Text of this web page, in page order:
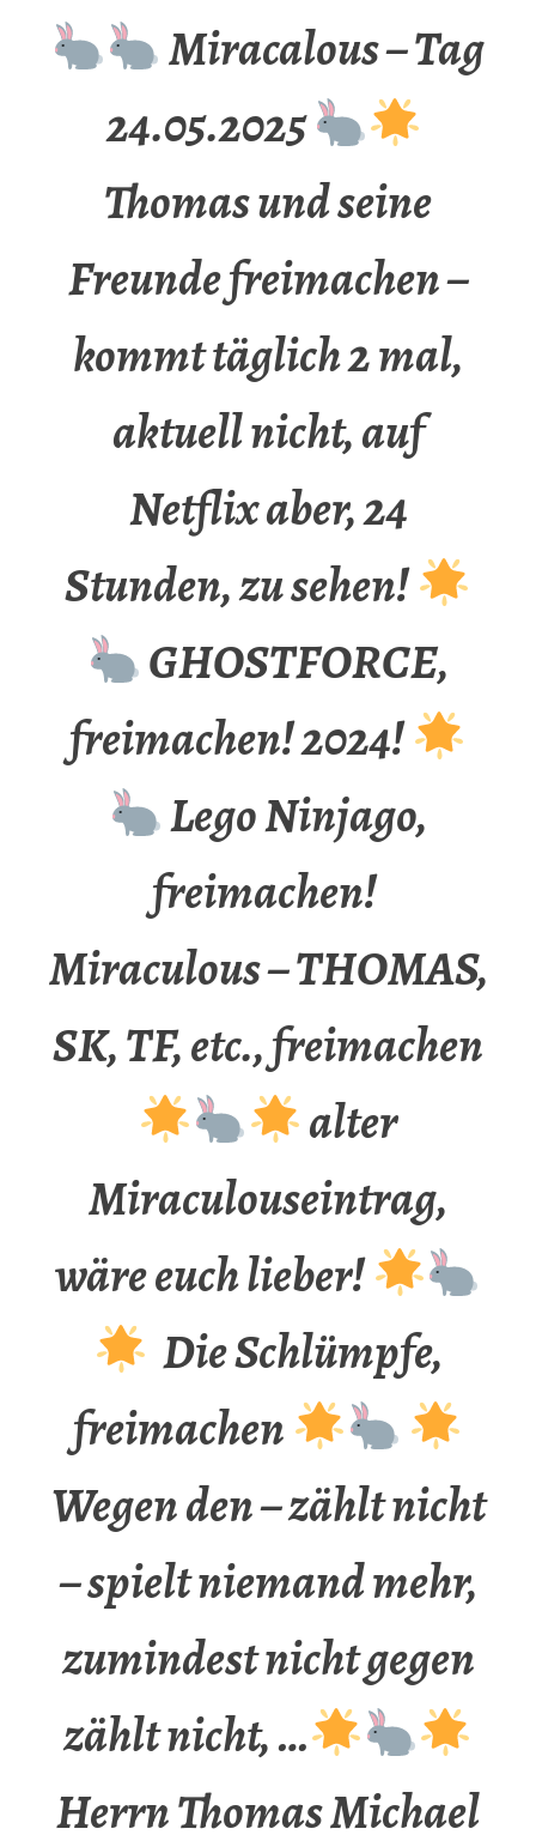
Miracalous – Tag
24.05.2025
Thomas und seine
Freunde freimachen –
kommt täglich 2 mal,
aktuell nicht, auf
Netflix aber, 24
Stunden, zu sehen!
GHOSTFORCE,
freimachen! 2024!
Lego Ninjago,
freimachen!
Miraculous – THOMAS,
SK, TF, etc., freimachen
alter
Miraculouseintrag,
wäre euch lieber!
Die Schlümpfe,
freimachen
Wegen den – zählt nicht
– spielt niemand mehr,
zumindest nicht gegen
zählt nicht, …
Herrn Thomas Michael